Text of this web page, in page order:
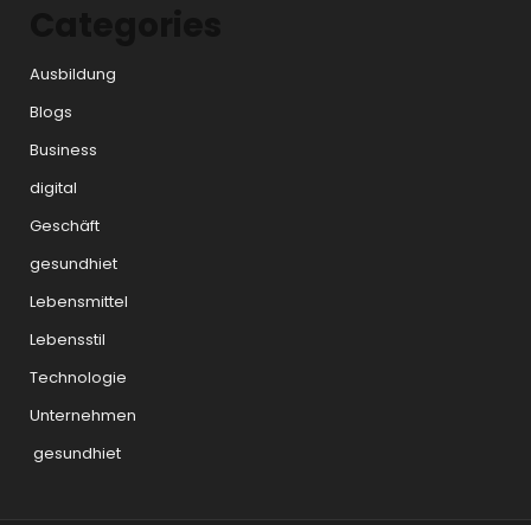
Ausbildung
Blogs
Business
digital
Geschäft
gesundhiet
Lebensmittel
Lebensstil
Technologie
Unternehmen
gesundhiet